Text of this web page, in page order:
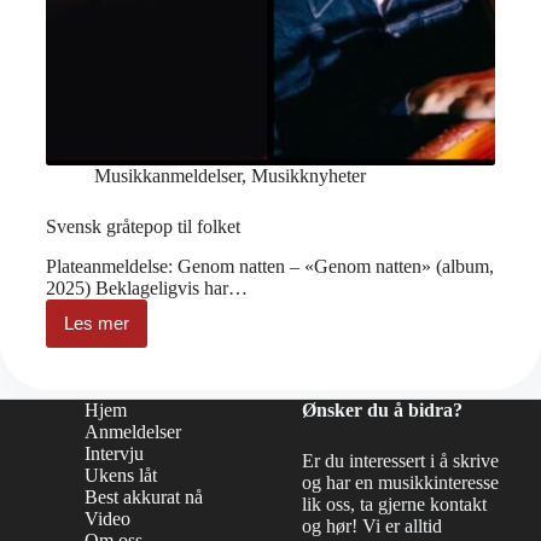
Musikkanmeldelser, Musikknyheter
Svensk gråtepop til folket
Plateanmeldelse: Genom natten – «Genom natten» (album,
2025) Beklageligvis har…
Les mer
Svensk
gråtepop
Hjem
Anmeldelser
Intervju
Ukens låt
Best akkurat nå
Video
Ønsker du å bidra?
Er du interessert i å skrive
og har en musikkinteresse
lik oss, ta gjerne kontakt
og hør! Vi er alltid